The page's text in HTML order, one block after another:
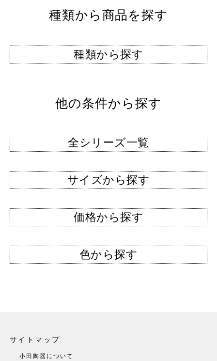
種類から商品を探す
種類から探す
他の条件から探す
全シリーズ一覧
サイズから探す
価格から探す
色から探す
サイトマップ
小田陶器について